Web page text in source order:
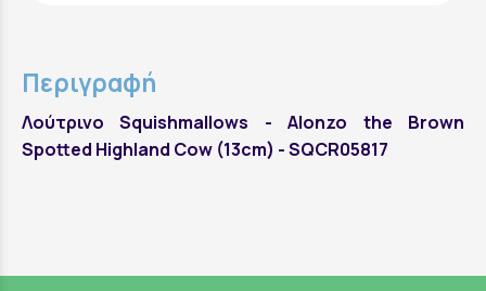
Περιγραφή
Λούτρινο Squishmallows - Alonzo the Brown
Spotted Highland Cow (13cm) - SQCR05817